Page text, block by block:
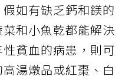
如有缺乏鈣和鎂的
和小魚乾都能解決
貧血的病患，則可
湯燉品或紅棗、白